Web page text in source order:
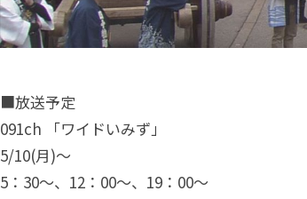
■放送予定
091ch 「ワイドいみず」
5/10(月)〜
5：30〜、12：00〜、19：00〜